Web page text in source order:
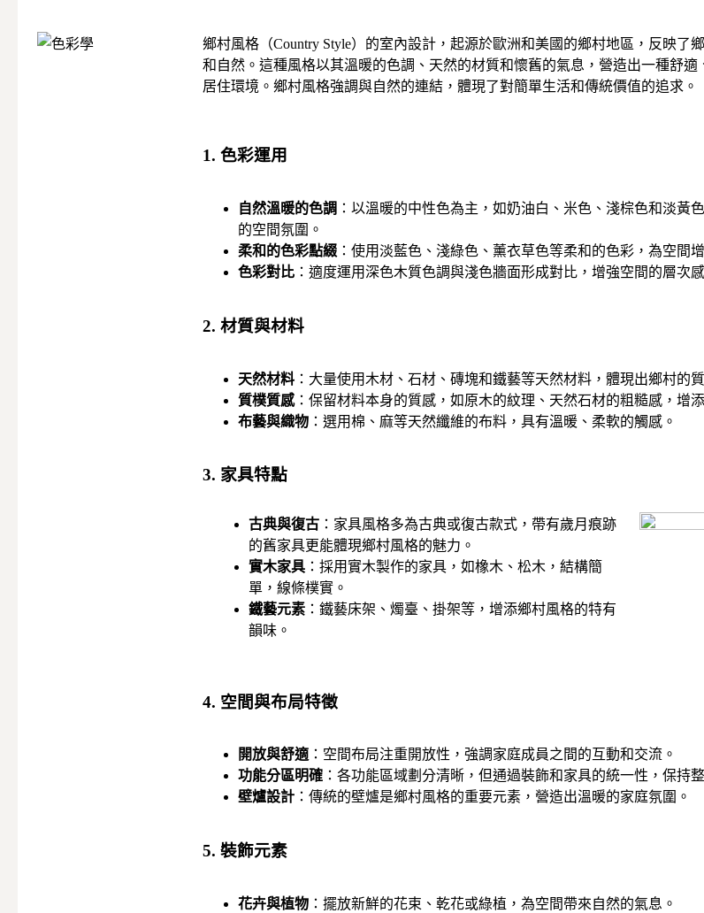
鄉村風格（Country Style）的室內設計，起源於歐洲和美國的鄉村地區，反映了
和自然。這種風格以其溫暖的色調、天然的材質和懷舊的氣息，營造出一種舒適
居住環境。鄉村風格強調與自然的連結，體現了對簡單生活和傳統價值的追求。
1. 色彩運用
自然溫暖的色調 ：以溫暖的中性色為主，如奶油白、米色、淺棕色和淡黃
的空間氛圍。
柔和的色彩點綴：使用淡藍色、淺綠色、薰衣草色等柔和的色彩，為空間
色彩對比：適度運用深色木質色調與淺色牆面形成對比，增強空間的層次感
2. 材質與材料
天然材料：大量使用木材、石材、磚塊和鐵藝等天然材料，體現出鄉村的
質樸質感：保留材料本身的質感，如原木的紋理、天然石材的粗糙感，增
布藝與織物：選用棉、麻等天然纖維的布料，具有溫暖、柔軟的觸感。
3. 家具特點
古典與復古：家具風格多為古典或復古款式，帶有歲月痕跡
的舊家具更能體現鄉村風格的魅力。
實木家具：採用實木製作的家具，如橡木、松木，結構簡
單，線條樸實。
鐵藝元素：鐵藝床架、燭臺、掛架等，增添鄉村風格的特有
韻味。
4. 空間與布局特徵
開放與舒適：空間布局注重開放性，強調家庭成員之間的互動和交流。
功能分區明確：各功能區域劃分清晰，但通過裝飾和家具的統一性，保持
壁爐設計：傳統的壁爐是鄉村風格的重要元素，營造出溫暖的家庭氛圍。
5. 裝飾元素
花卉與植物：擺放新鮮的花束、乾花或綠植，為空間帶來自然的氣息。